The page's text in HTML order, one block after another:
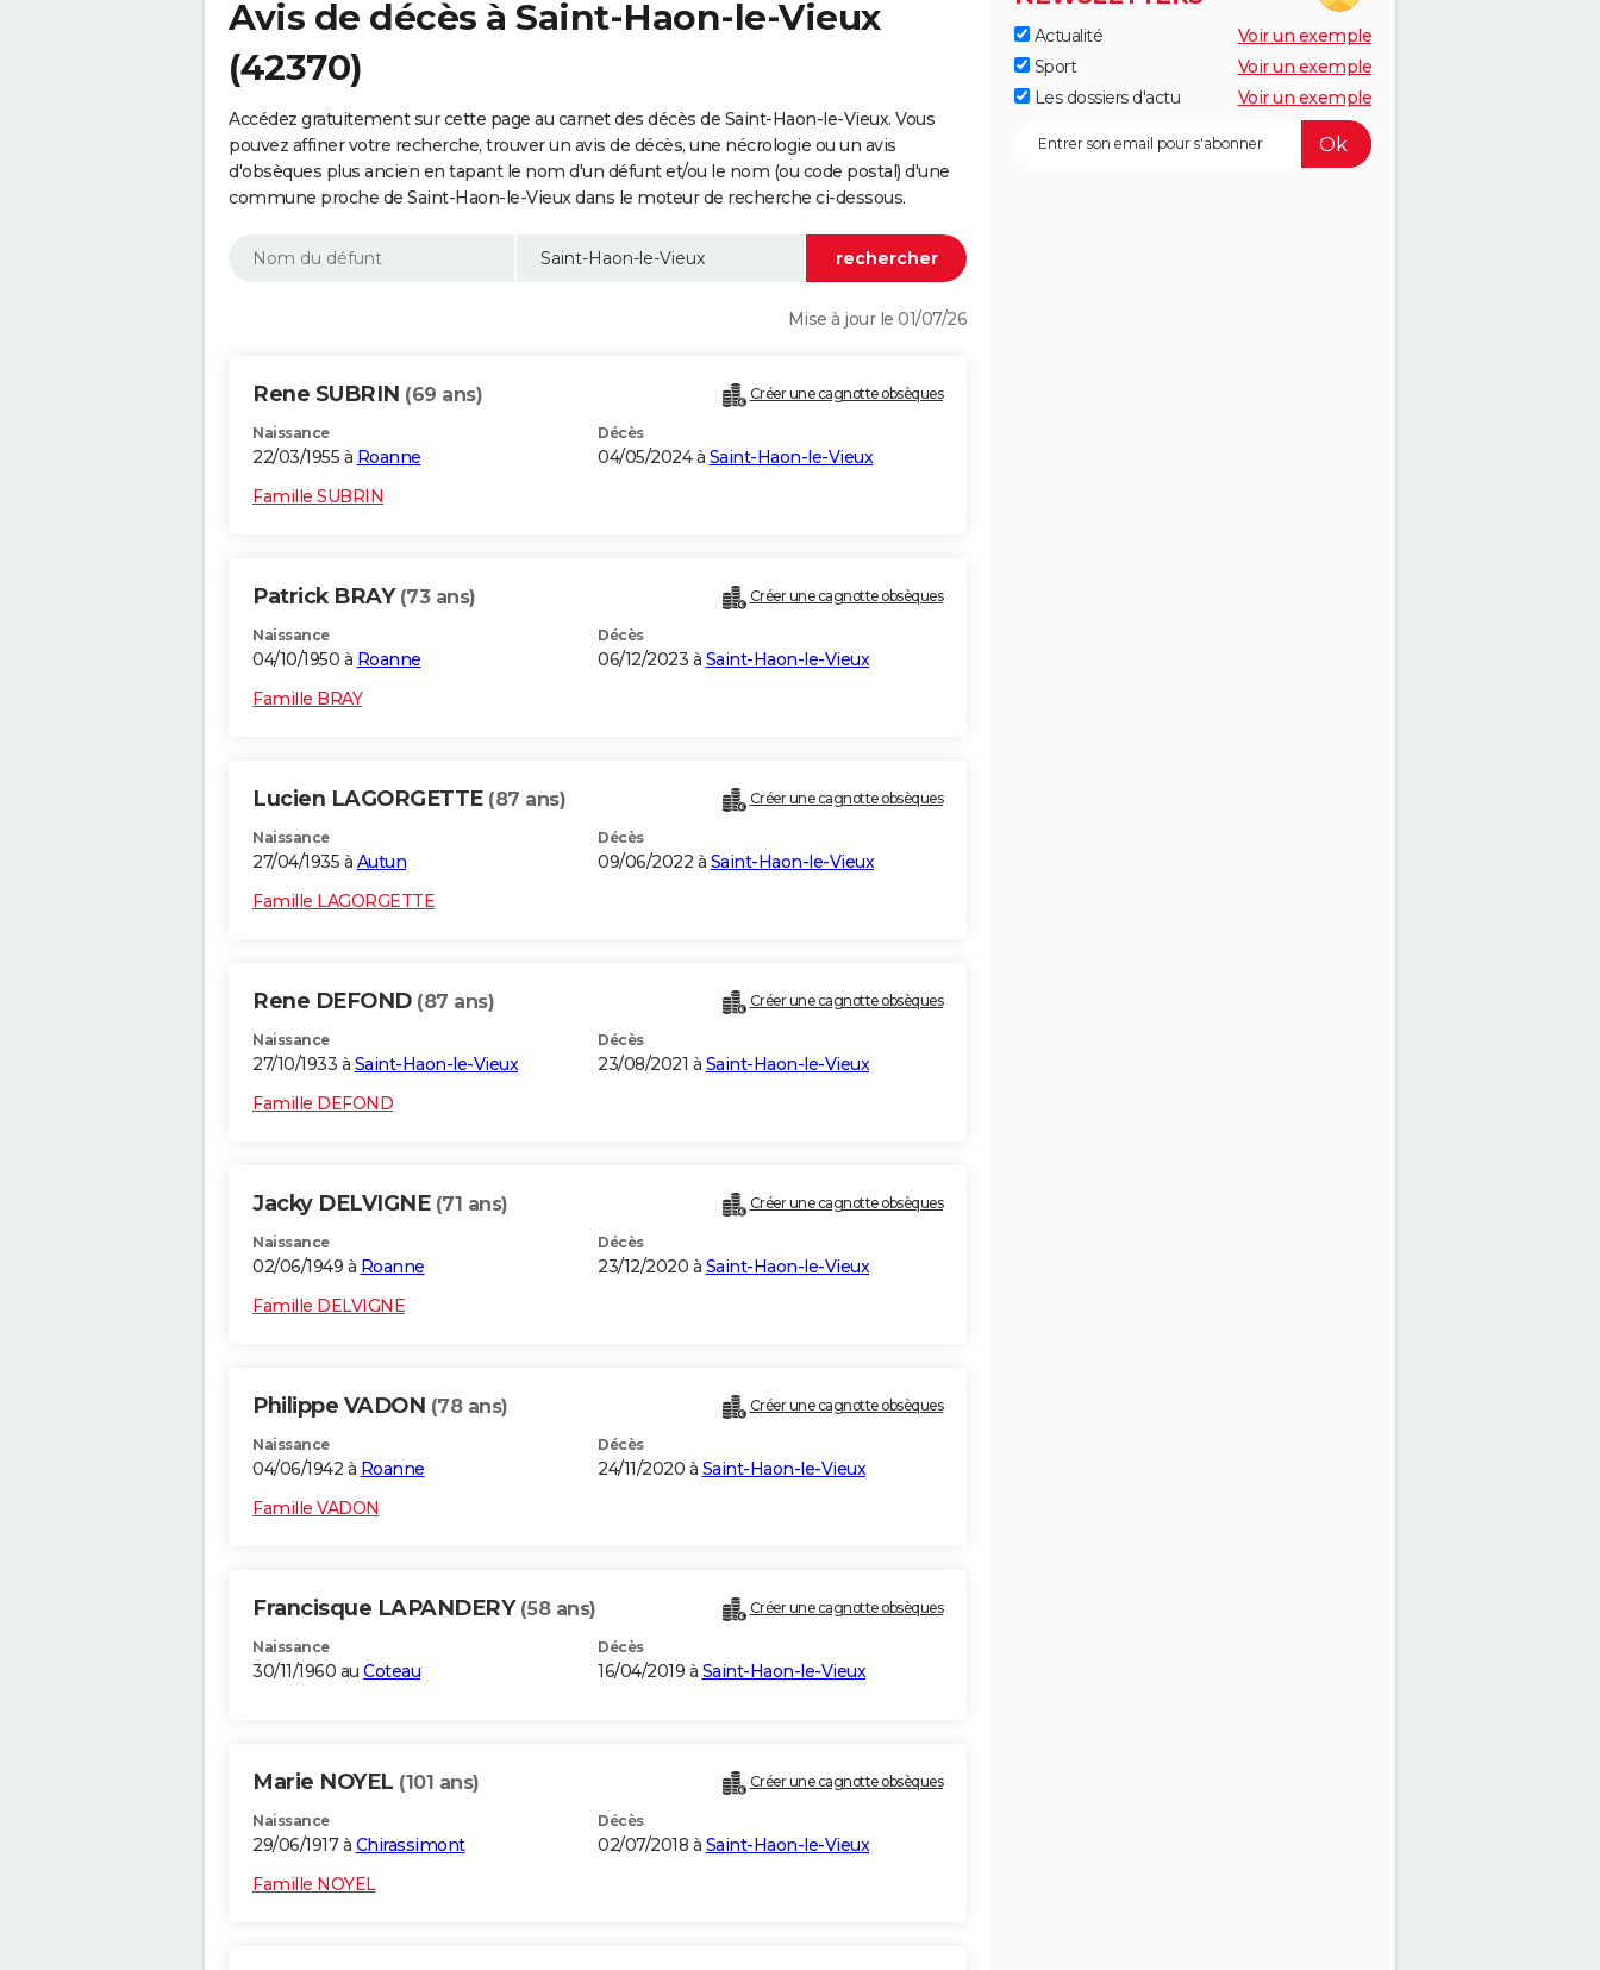
Avis de décès à Saint-Haon-le-Vieux
(42370)
Accédez gratuitement sur cette page au carnet des décès de Saint-Haon-le-Vieux. Vous
pouvez affiner votre recherche, trouver un avis de décès, une nécrologie ou un avis
d'obsèques plus ancien en tapant le nom d'un défunt et/ou le nom (ou code postal) d'une
commune proche de Saint-Haon-le-Vieux dans le moteur de recherche ci-dessous.
Mise à jour le 01/07/26
Rene SUBRIN (69 ans) Créer une cagnotte obsèques
Naissance
22/03/1955 à Roanne
Décès
04/05/2024 à Saint-Haon-le-Vieux
Famille SUBRIN
Patrick BRAY (73 ans) Créer une cagnotte obsèques
Naissance
04/10/1950 à Roanne
Décès
06/12/2023 à Saint-Haon-le-Vieux
Famille BRAY
Lucien LAGORGETTE (87 ans) Créer une cagnotte obsèques
Naissance
27/04/1935 à Autun
Décès
09/06/2022 à Saint-Haon-le-Vieux
Famille LAGORGETTE
Rene DEFOND (87 ans) Créer une cagnotte obsèques
Naissance
27/10/1933 à Saint-Haon-le-Vieux
Décès
23/08/2021 à Saint-Haon-le-Vieux
Famille DEFOND
Jacky DELVIGNE (71 ans) Créer une cagnotte obsèques
Naissance
02/06/1949 à Roanne
Décès
23/12/2020 à Saint-Haon-le-Vieux
Famille DELVIGNE
Philippe VADON (78 ans) Créer une cagnotte obsèques
Naissance
04/06/1942 à Roanne
Décès
24/11/2020 à Saint-Haon-le-Vieux
Famille VADON
Francisque LAPANDERY (58 ans) Créer une cagnotte obsèques
Naissance
30/11/1960 au Coteau
Décès
16/04/2019 à Saint-Haon-le-Vieux
Marie NOYEL (101 ans) Créer une cagnotte obsèques
Naissance
29/06/1917 à Chirassimont
Décès
02/07/2018 à Saint-Haon-le-Vieux
Famille NOYEL
Actualité
Voir un exemple
Sport
Voir un exemple
Les dossiers d'actu
Voir un exemple